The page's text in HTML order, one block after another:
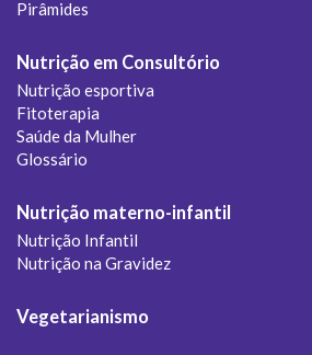
Pirâmides
Nutrição em Consultório
Nutrição esportiva
Fitoterapia
Saúde da Mulher
Glossário
Nutrição materno-infantil
Nutrição Infantil
Nutrição na Gravidez
Vegetarianismo